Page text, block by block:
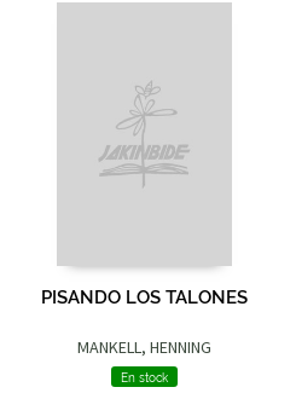
PISANDO LOS TALONES
MANKELL, HENNING
En stock